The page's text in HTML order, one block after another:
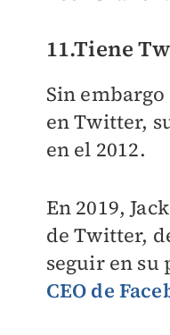
11.Tiene
Sin
en Twitter,
en el 2012.
En 2019,
de Twitter,
seguir en su
CEO de